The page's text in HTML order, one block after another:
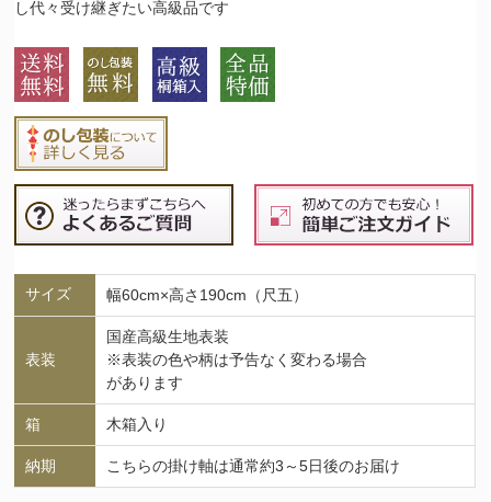
し代々受け継ぎたい高級品です
サイズ 幅60cm×高さ190cm（尺五）
表装
国産高級生地表装
※表装の色や柄は予告なく変わる場合
があります
箱 木箱入り
納期 こちらの掛け軸は通常約3～5日後のお届け